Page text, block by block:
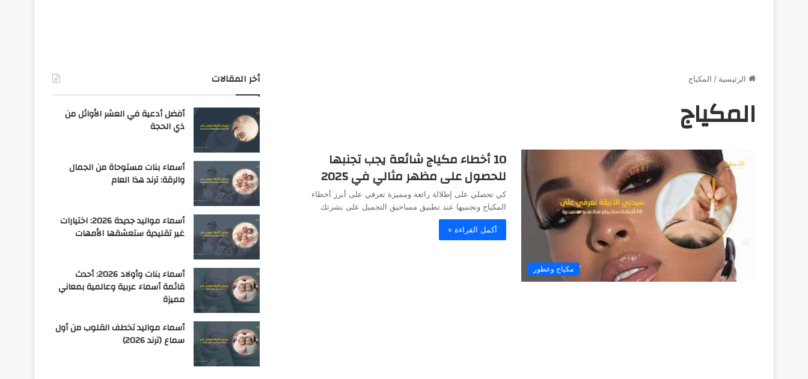
الرئيسية / المكياج
المكياج
مكياج وعطور
10 أخطاء مكياج شائعة يجب تجنبها
للحصول على مظهر مثالي في 2025
كي تحصلي على إطلالة رائعة ومميزة تعرفي على أبرز أخطاء
المكياج وتجنبيها عند تطبيق مساحيق التجميل على بشرتك
أكمل القراءة »
أخر المقالات
أفضل أدعية في العشر الأوائل من
ذي الحجة
أسماء بنات مستوحاة من الجمال
والرقة: ترند هذا العام
أسماء مواليد جديدة 2026: اختيارات
غير تقليدية ستعشقها الأمهات
أسماء بنات وأولاد 2026: أحدث
قائمة أسماء عربية وعالمية بمعاني
مميزة
أسماء مواليد تخطف القلوب من أول
سماع (ترند 2026)